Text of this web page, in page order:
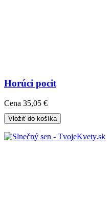
Horúci pocit
Cena 35,05 €
Vložiť do košíka